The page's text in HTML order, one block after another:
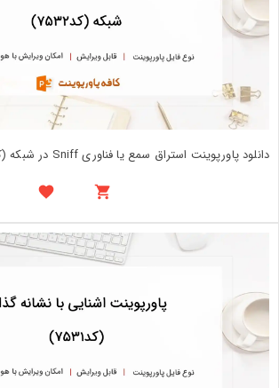
دانلود پاورپوینت استراق سمع یا فناوری Sniff در شبکه (کد7532)